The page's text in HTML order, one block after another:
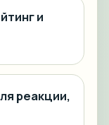
и
реакции,